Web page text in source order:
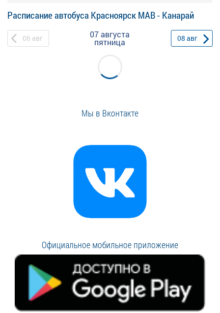
Расписание автобуса Красноярск МАВ - Канарай
06 авг 07 августа
пятница 08 авг
Мы в Вконтакте
Официальное мобильное приложение